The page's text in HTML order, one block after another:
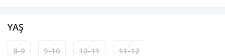
YAŞ
8-9 9-10 10-11 11-12